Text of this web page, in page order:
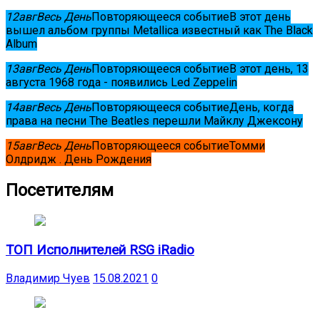
12авгВесь ДеньПовторяющееся событиеВ этот день
вышел альбом группы Metallica известный как The Black
Album
13авгВесь ДеньПовторяющееся событиеВ этот день, 13
августа 1968 года - появились Led Zeppelin
14авгВесь ДеньПовторяющееся событиеДень, когда
права на песни The Beatles перешли Майклу Джексону
15авгВесь ДеньПовторяющееся событиеТомми
Олдридж . День Рождения
Посетителям
ТОП Исполнителей RSG iRadio
Владимир Чуев 15.08.2021 0